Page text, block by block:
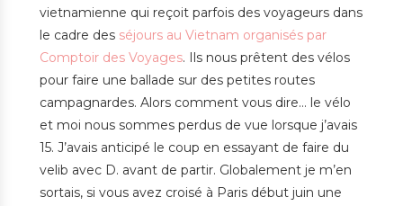
vietnamienne qui reçoit parfois des voyageurs dans
le cadre des séjours au Vietnam organisés par
Comptoir des Voyages. Ils nous prêtent des vélos
pour faire une ballade sur des petites routes
campagnardes. Alors comment vous dire… le vélo
et moi nous sommes perdus de vue lorsque j’avais
15. J’avais anticipé le coup en essayant de faire du
velib avec D. avant de partir. Globalement je m’en
sortais, si vous avez croisé à Paris début juin une